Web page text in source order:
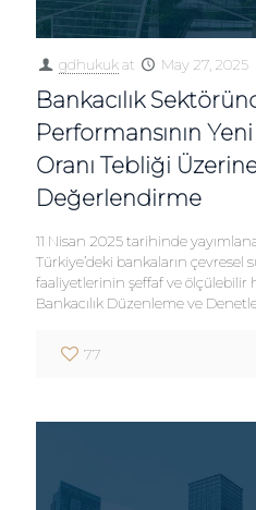
gdhukukat May 27, 2025
Bankacılık
Performansının
Oranı Tebliği
Değerlendirme
11 Nisan 2025 tarihinde
Türkiye’deki bankaların
faaliyetlerinin şeffaf ve ölçülebilir
Bankacılık Düzenleme ve
77